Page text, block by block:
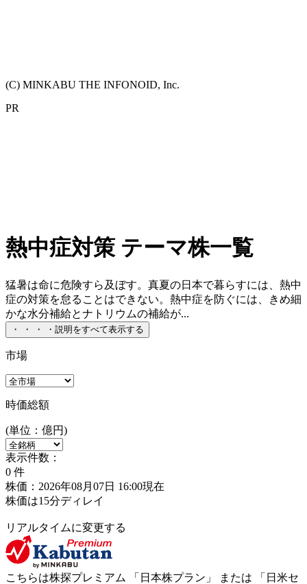
(C) MINKABU THE INFONOID, Inc.
PR
熱中症対策 テーマ株一覧
猛暑は命に危険すら及ぼす。真夏の日本で暮らすには、熱中
症の対策を怠ることはできない。熱中症を防ぐには、きめ細
かな水分補給とナトリウムの補給が...
・ ・ ・ ・ 説明をすべて表示する
市場
時価総額
(単位：億円)
表示件数：
0 件
株価：2026年08月07日 16:00現在
株価は15分ディレイ
リアルタイムに変更する
こちらは株探プレミアム 「 日本株プラン 」 または 「 日米セ